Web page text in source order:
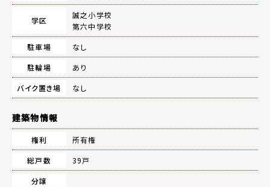
学区
誠之小学校
第六中学校
駐車場
なし
駐輪場
あり
バイク置き場
なし
建築物情報
権利
所有権
総戸数
39戸
分譲